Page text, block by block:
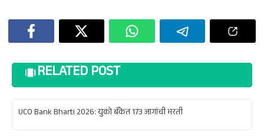
RELATED POST
UCO Bank Bharti 2026: युको बँकेत 173 जागांची भरती